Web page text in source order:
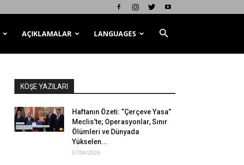
AÇIKLAMALAR LANGUAGES
KÖŞE YAZILARI
Haftanın Özeti: “Çerçeve Yasa”
Meclis’te; Operasyonlar, Sınır
Ölümleri ve Dünyada
Yükselen...
07/08/2026